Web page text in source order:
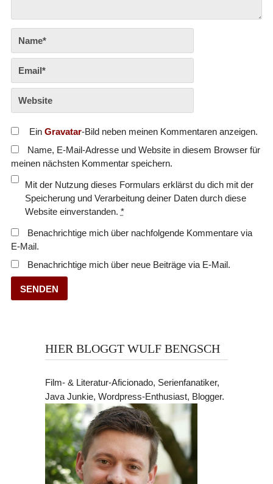
Ein Gravatar-Bild neben meinen Kommentaren anzeigen.
Name, E-Mail-Adresse und Website in diesem Browser für
meinen nächsten Kommentar speichern.
Mit der Nutzung dieses Formulars erklärst du dich mit der
Speicherung und Verarbeitung deiner Daten durch diese
Website einverstanden. *
Benachrichtige mich über nachfolgende Kommentare via
E-Mail.
Benachrichtige mich über neue Beiträge via E-Mail.
HIER BLOGGT WULF BENGSCH
Film- & Literatur-Aficionado, Serienfanatiker,
Java Junkie, Wordpress-Enthusiast, Blogger.